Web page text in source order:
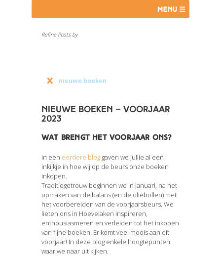
Refine Posts by
nieuwe boeken
Nieuwe boeken – voorjaar
2023
Wat brengt het voorjaar ons?
In een eerdere blog gaven we jullie al een
inkijkje in hoe wij op de beurs onze boeken
inkopen.
Traditiegetrouw beginnen we in januari, na het
opmaken van de balans (en de oliebollen) met
het voorbereiden van de voorjaarsbeurs. We
lieten ons in Hoevelaken inspireren,
enthousiasmeren en verleiden tot het inkopen
van fijne boeken. Er komt veel moois aan dit
voorjaar! In deze blog enkele hoogtepunten
waar we naar uit kijken.